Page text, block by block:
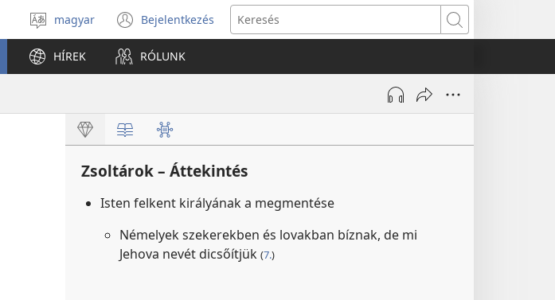
Válassz
nyelvet
magyar Bejelentkezés
(opens
new
window)
Keresés
HÍREK RÓLUNK
Zsoltárok – Áttekintés
Isten felkent királyának a megmentése
Némelyek szekerekben és lovakban bíznak, de mi
Jehova nevét dicsőítjük (7.)